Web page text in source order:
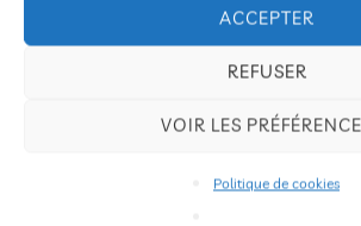
ACCEPTER
REFUSER
VOIR LES
Politique de cookies
Programmation,Soirée,
2026
Les commentaires sont
20 h 30 Tarif adulte : 10 euros –